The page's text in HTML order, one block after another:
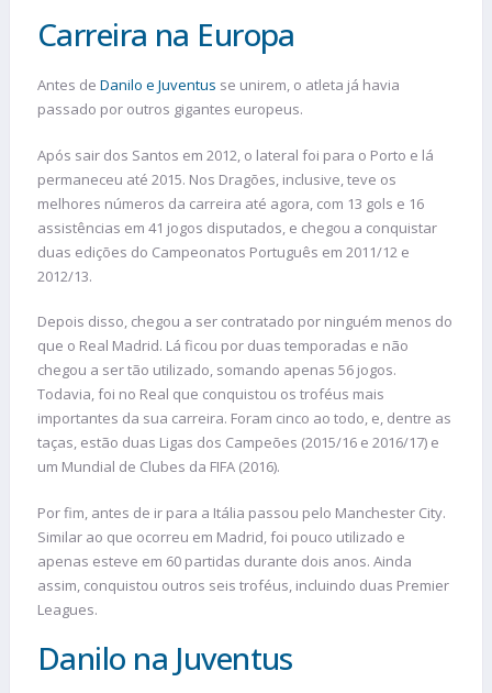
Carreira na Europa
Antes de Danilo e Juventus se unirem, o atleta já havia
passado por outros gigantes europeus.
Após sair dos Santos em 2012, o lateral foi para o Porto e lá
permaneceu até 2015. Nos Dragões, inclusive, teve os
melhores números da carreira até agora, com 13 gols e 16
assistências em 41 jogos disputados, e chegou a conquistar
duas edições do Campeonatos Português em 2011/12 e
2012/13.
Depois disso, chegou a ser contratado por ninguém menos do
que o Real Madrid. Lá ficou por duas temporadas e não
chegou a ser tão utilizado, somando apenas 56 jogos.
Todavia, foi no Real que conquistou os troféus mais
importantes da sua carreira. Foram cinco ao todo, e, dentre as
taças, estão duas Ligas dos Campeões (2015/16 e 2016/17) e
um Mundial de Clubes da FIFA (2016).
Por fim, antes de ir para a Itália passou pelo Manchester City.
Similar ao que ocorreu em Madrid, foi pouco utilizado e
apenas esteve em 60 partidas durante dois anos. Ainda
assim, conquistou outros seis troféus, incluindo duas Premier
Leagues.
Danilo na Juventus